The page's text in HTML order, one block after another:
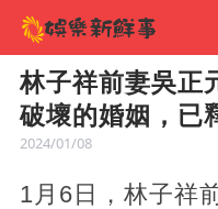
林子祥前妻吳正
破壞的婚姻，已
2024/01/08
1月6日，林子祥